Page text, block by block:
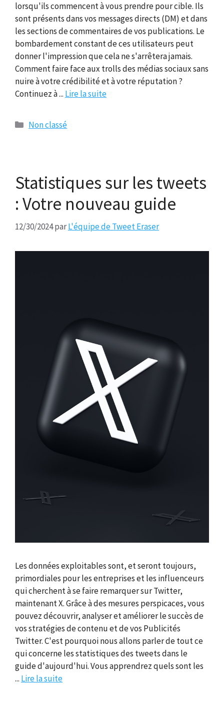
lorsqu'ils commencent à vous prendre pour cible. Ils
sont présents dans vos messages directs (DM) et dans
les sections de commentaires de vos publications. Le
bombardement constant de ces utilisateurs peut
donner l'impression que cela ne s'arrêtera jamais.
Comment faire face aux trolls des médias sociaux sans
nuire à votre crédibilité et à votre réputation ?
Continuez à ... Lire la suite
Catégories
Non classé
Statistiques sur les tweets
: Votre nouveau guide
12/30/2024parL'équipe de Tweet Eraser
Les données exploitables sont, et seront toujours,
primordiales pour les entreprises et les influenceurs
qui cherchent à se faire remarquer sur Twitter,
maintenant X. Grâce à des mesures perspicaces, vous
pouvez découvrir, analyser et améliorer le succès de
vos stratégies de contenu et de vos Publicités
Twitter. C'est pourquoi nous allons parler de tout ce
qui concerne les statistiques des tweets dans le
guide d'aujourd'hui. Vous apprendrez quels sont les
... Lire la suite